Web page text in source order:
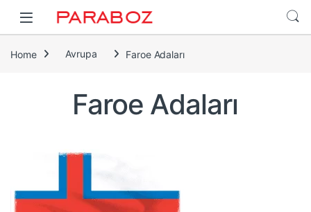
Home Avrupa Faroe Adaları
Faroe Adaları